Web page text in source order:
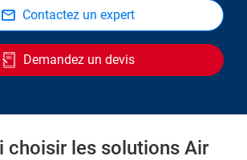
Contactez un expert
Demandez un devis
choisir les solutions Air